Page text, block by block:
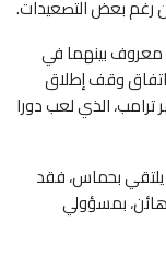
رغم بعض التصعيدات.
معروف بينهما في
اتفاق وقف إطلاق
ترامب، الذي لعب دورا
بحماس، فقد
بمسؤولي